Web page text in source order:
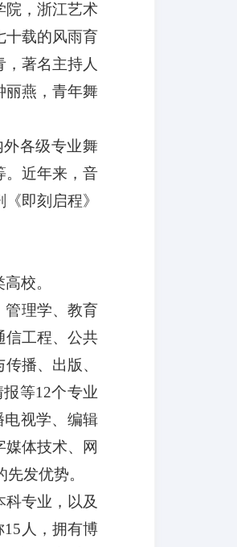
院，浙江艺术
十载的风雨育
著名主持人
丽燕，青年舞
各级专业舞
。近年来，音
即刻启程》
校。
管理学、教育
信工程、公共
播、出版、
等12个专业
视学、编辑
体技术、网
发优势。
专业，以及
人，拥有博